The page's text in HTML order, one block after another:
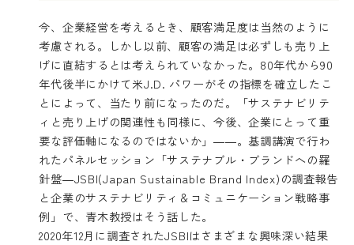
今、企業経営を考えるとき、顧客満足度は当然のように
考慮される。しかし以前、顧客の満足は必ずしも売り上
げに直結するとは考えられていなかった。80年代から90
年代後半にかけて米J.D. パワーがその指標を確立したこ
とによって、当たり前になったのだ。「サステナビリテ
ィと売り上げの関連性も同様に、今後、企業にとって重
要な評価軸になるのではないか」――。基調講演で行わ
れたパネルセッション「サステナブル・ブランドへの羅
針盤―JSBI(Japan Sustainable Brand Index)の調査報告
と企業のサステナビリティ＆コミュニケーション戦略事
例」で、青木教授はそう話した。
2020年12月に調査されたJSBIはさまざまな興味深い結果